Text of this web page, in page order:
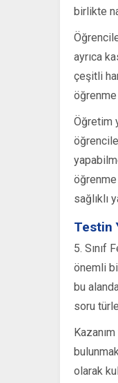
birlikte
ayrıca
çeşitli
Öğretim
sağlıklı
Testin
5. Sınıf
önemli
bu
soru
olarak